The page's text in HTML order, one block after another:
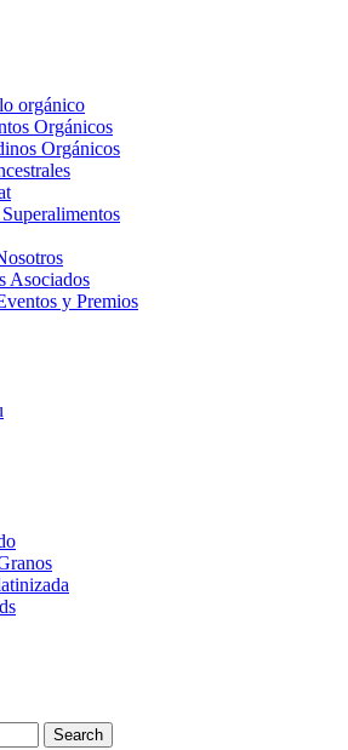
orgánico
Orgánicos
Orgánicos
Asociados
y Premios
Search